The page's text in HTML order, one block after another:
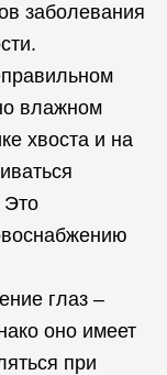
заболевания
влажном
хвоста и на
Это
глаз –
оно имеет
при